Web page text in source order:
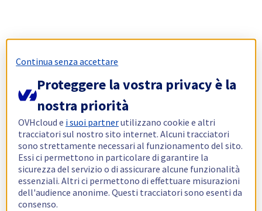
Continua senza accettare
Proteggere la vostra privacy è la
nostra priorità
OVHcloud e i suoi partnerutilizzano cookie e altri
tracciatori sul nostro sito internet. Alcuni tracciatori
sono strettamente necessari al funzionamento del sito.
Essi ci permettono in particolare di garantire la
sicurezza del servizio o di assicurare alcune funzionalità
essenziali. Altri ci permettono di effettuare misurazioni
dell'audience anonime. Questi tracciatori sono esenti da
consenso.